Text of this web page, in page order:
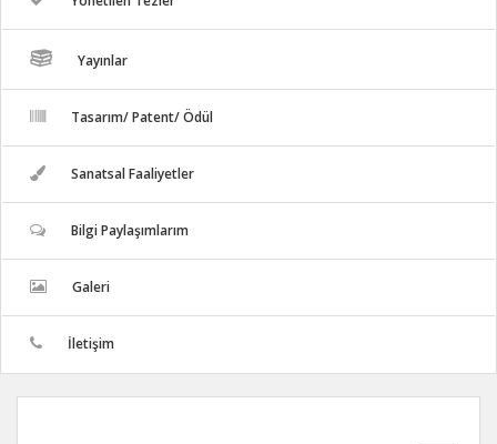
Yayınlar
Tasarım/ Patent/ Ödül
Sanatsal Faaliyetler
Bilgi Paylaşımlarım
Galeri
İletişim